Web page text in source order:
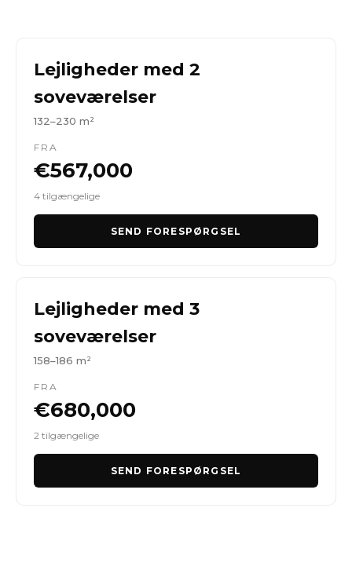
Lejligheder med 2
soveværelser
132–230 m²
FRA
€567,000
4 tilgængelige
SEND FORESPØRGSEL
Lejligheder med 3
soveværelser
158–186 m²
FRA
€680,000
2 tilgængelige
SEND FORESPØRGSEL